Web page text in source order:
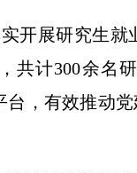
开展研究生
共计300余名
台，有效推动